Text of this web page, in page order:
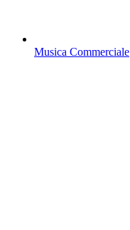
Musica Commerciale